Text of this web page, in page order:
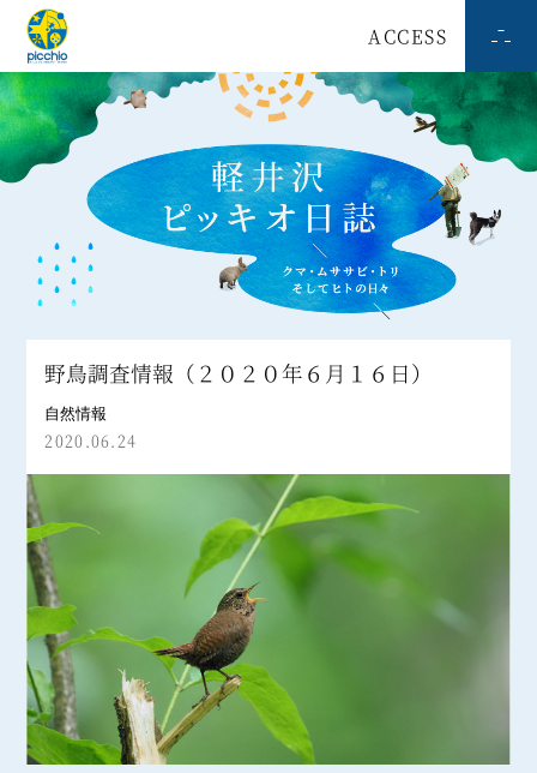
ACCESS
野鳥調査情報（２０２０年６月１６日）
自然情報
2020.06.24